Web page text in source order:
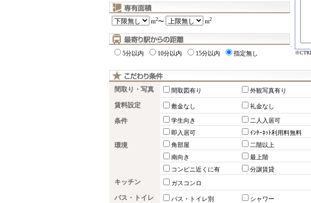
m2〜 m2
5分以内 10分以内 15分以内 指定無し
間取り・写真 間取図有り 外観写真有り
賃料設定 敷金なし 礼金なし
条件 学生向き 二人入居可
即入居可
ｲﾝﾀｰﾈｯﾄ利用料無料
環境 角部屋 二階以上
南向き
最上階
コンビニ近くに有
分譲賃貸
キッチン ガスコンロ
バス・トイレ バス・トイレ別 シャワー